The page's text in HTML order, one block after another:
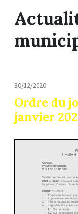
30/12/2020
Ordre du
janvier